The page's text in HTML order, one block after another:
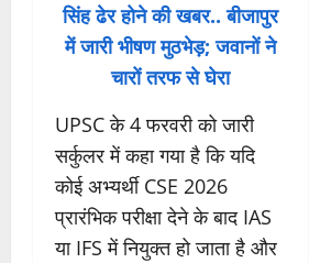
सिंह ढेर होने की खबर.. बीजापुर
में जारी भीषण मुठभेड़; जवानों ने
चारों तरफ से घेरा
UPSC के 4 फरवरी को जारी
सर्कुलर में कहा गया है कि यदि
कोई अभ्यर्थी CSE 2026
प्रारंभिक परीक्षा देने के बाद IAS
या IFS में नियुक्त हो जाता है और